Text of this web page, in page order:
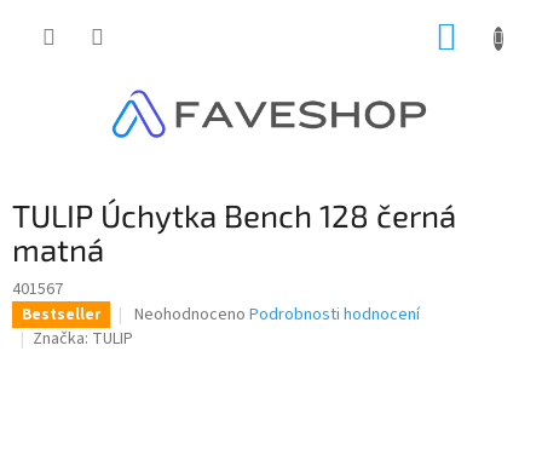
TULIP Úchytka Bench 128 černá
matná
401567
Bestseller
Průměrné
Neohodnoceno Podrobnosti hodnocení
Značka: TULIP